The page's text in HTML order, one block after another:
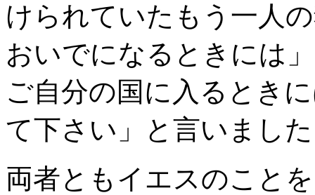
けられていたもう一人
おいでになるときには
ご自分の国に入るとき
て下さい」と言いまし
両者ともイエスのこと